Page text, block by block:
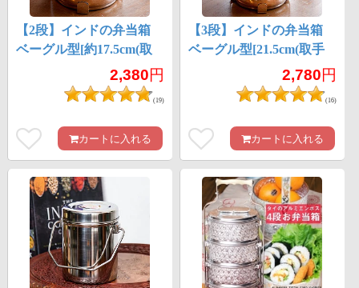
【2段】インドの弁当箱
ベーグル型[約17.5cm(取
2,380円
(19)
カートに入れる
【3段】インドの弁当箱
ベーグル型[21.5cm(取手
2,780円
(16)
カートに入れる